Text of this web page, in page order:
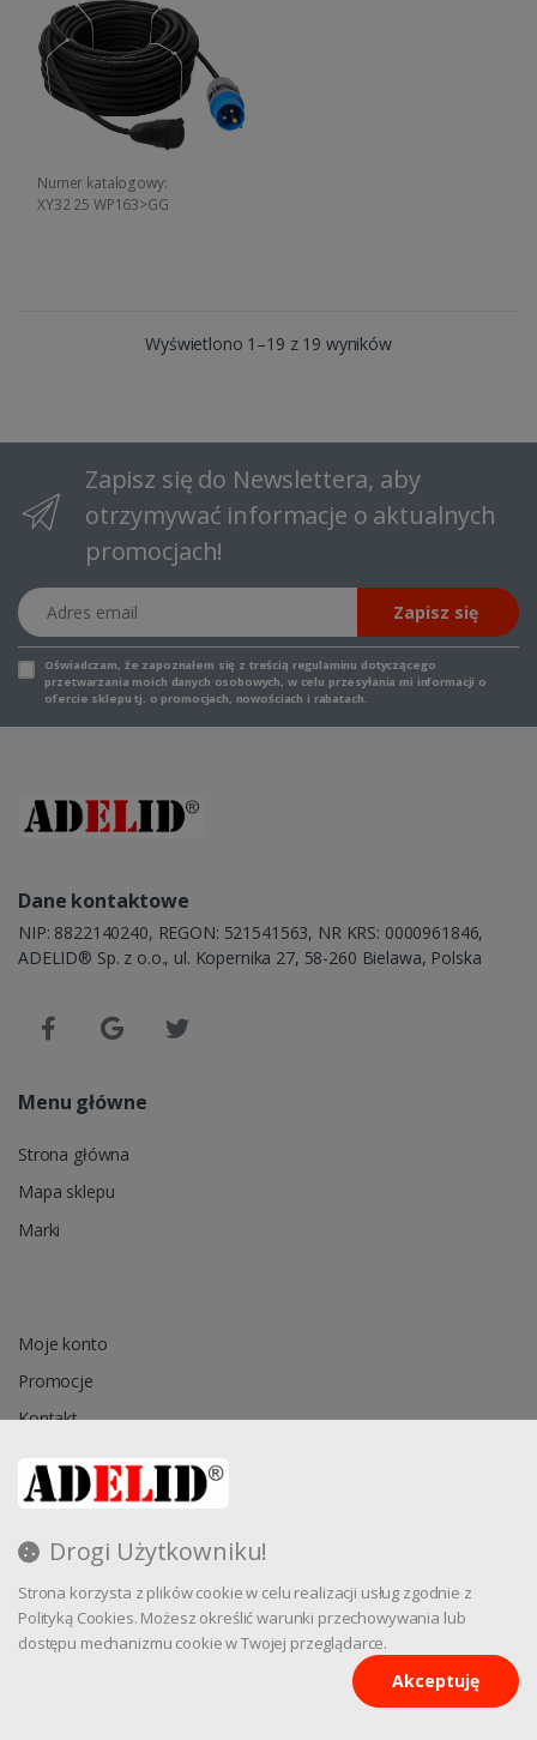
Drogi Użytkowniku!
Strona korzysta z plików cookie w celu realizacji usług zgodnie z
Polityką Cookies. Możesz określić warunki przechowywania lub
dostępu mechanizmu cookie w Twojej przeglądarce.
Akceptuję
Numer katalogowy:
XY32 25 WP163>GG
Wyświetlono 1–19 z 19 wyników
Zapisz się do Newslettera, aby
otrzymywać informacje o aktualnych
promocjach!
Adres email
Zapisz się
Oświadczam, że zapoznałem się z treścią regulaminu dotyczącego
przetwarzania moich danych osobowych, w celu przesyłania mi informacji o
ofercie sklepu tj. o promocjach, nowościach i rabatach.
Dane kontaktowe
NIP: 8822140240, REGON: 521541563, NR KRS: 0000961846,
ADELID® Sp. z o.o., ul. Kopernika 27, 58-260 Bielawa, Polska
Menu główne
Strona główna
Mapa sklepu
Marki
Moje konto
Promocje
Kontakt
Regulamin
Reklamacja
Oprogramowanie sklepu internetowego dostarczaCStore.pl